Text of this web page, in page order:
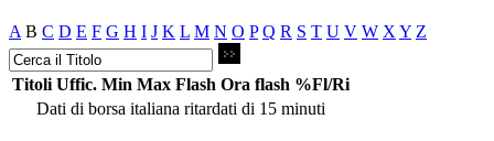
A B C D E F G H I J K L M N O P Q R S T U V W X Y Z
Titoli Uffic. Min Max Flash Ora flash %Fl/Ri
Dati di borsa italiana ritardati di 15 minuti